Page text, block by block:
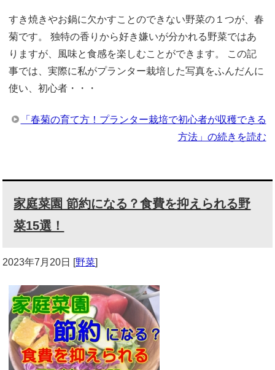
すき焼きやお鍋に欠かすことのできない野菜の１つが、春
菊です。 独特の香りから好き嫌いが分かれる野菜ではあ
りますが、風味と食感を楽しむことができます。 この記
事では、実際に私がプランター栽培した写真をふんだんに
使い、初心者・・・
「春菊の育て方！プランター栽培で初心者が収穫できる
方法」の続きを読む
家庭菜園 節約になる？食費を抑えられる野
菜15選！
2023年7月20日 [野菜]